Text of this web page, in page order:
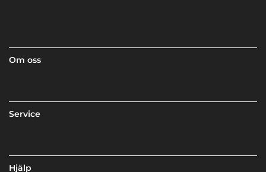
Om oss
Service
Hjälp